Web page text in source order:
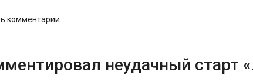
комментарии
неудачный старт